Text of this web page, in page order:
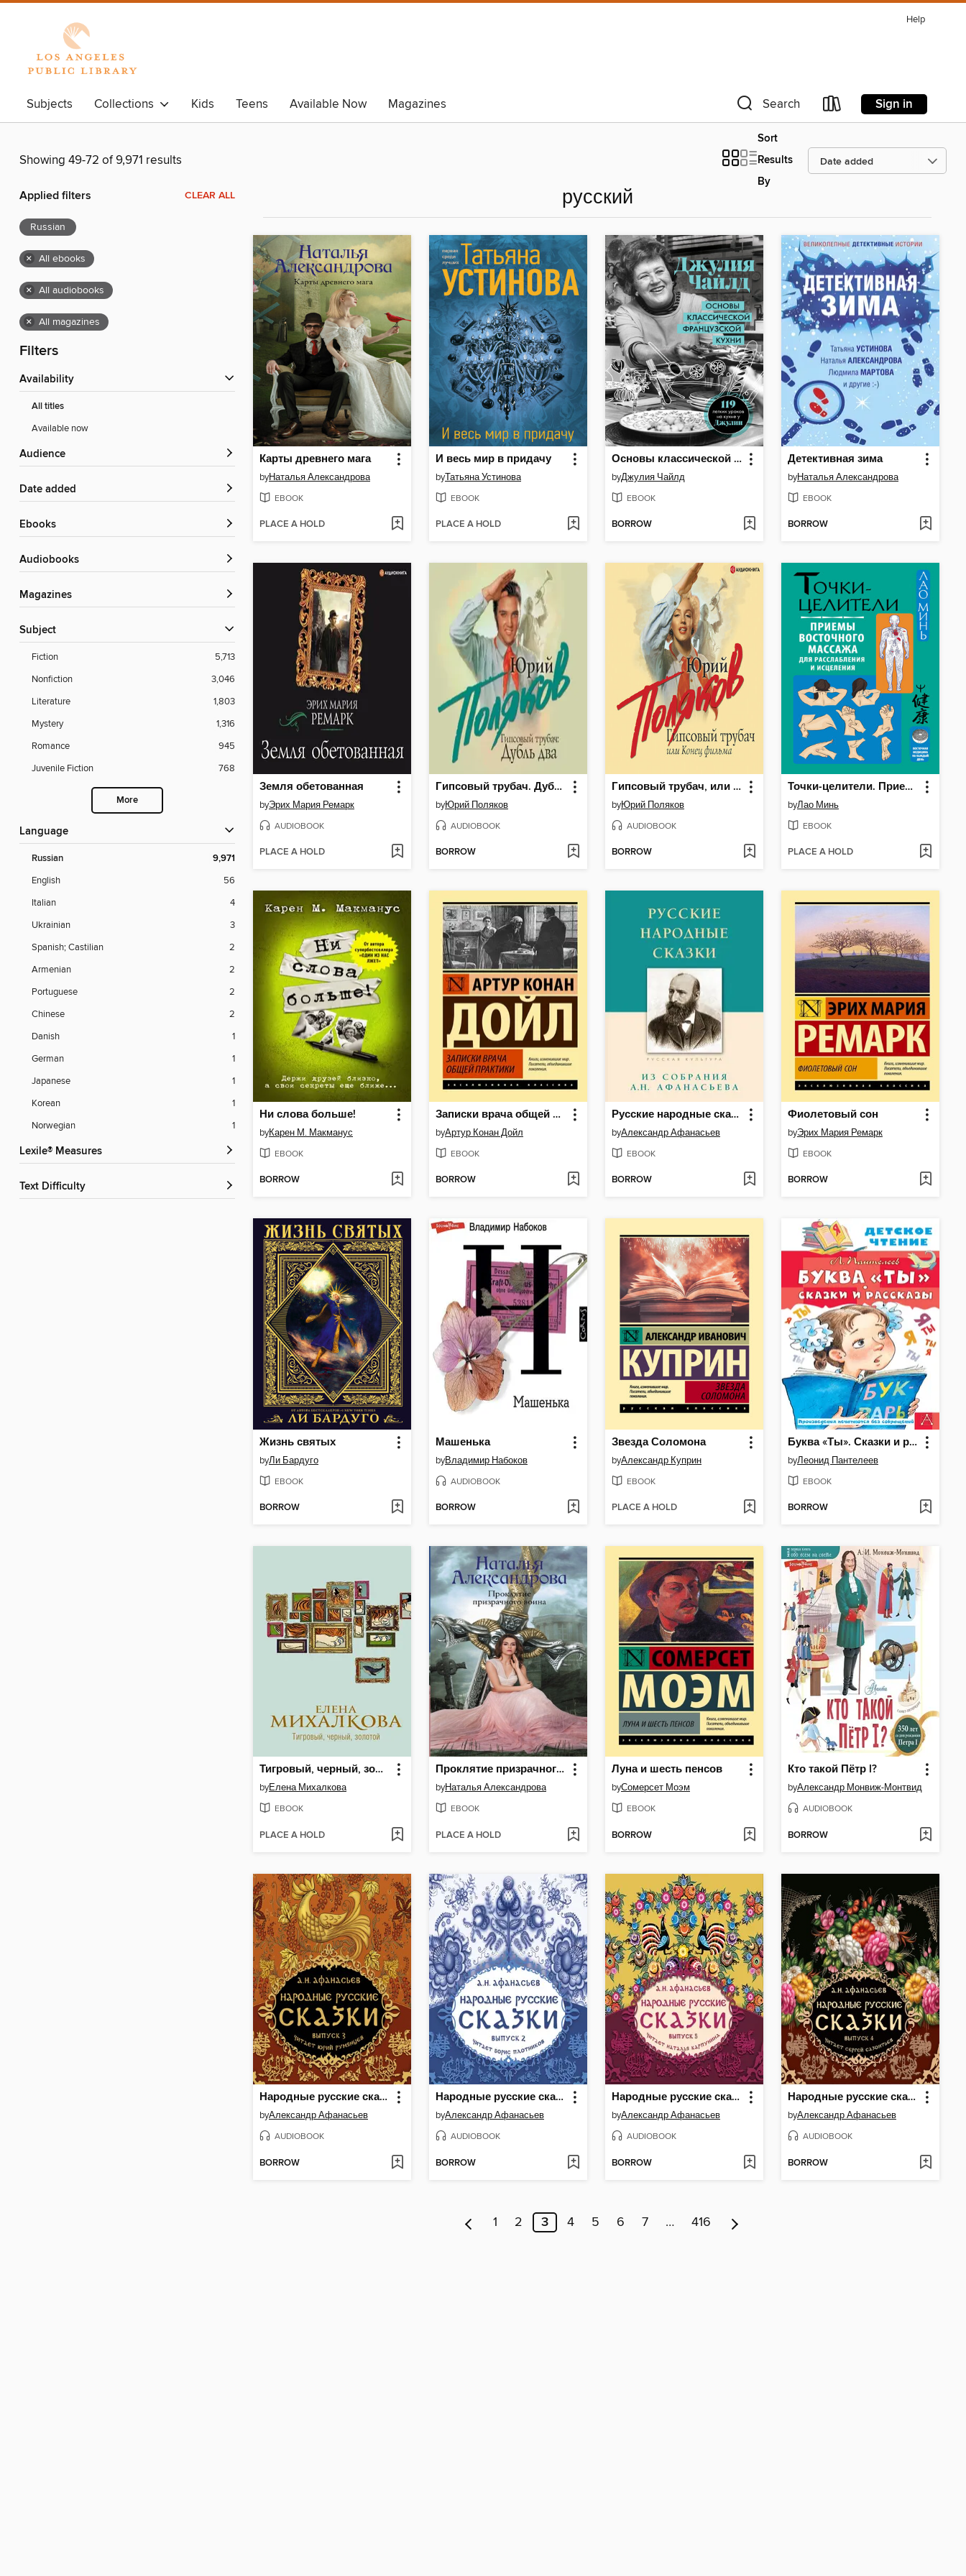
Help
Subjects Collections Kids Teens Available Now Magazines Search Sign in
Showing 49-72 of 9,971 results
Sort
Results
By
Applied filters CLEAR ALL
Russian
× All ebooks
× All audiobooks
× All magazines
Filters
Availability
All titles
Available now
Audience
Date added
ebooks
Audiobooks
Magazines
Subject
Fiction
5,713
Nonfiction
3,046
Literature
1,803
Mystery
1,316
Romance
945
Juvenile Fiction
768
More
Language
Russian 9,971
English
56
Italian
4
Ukrainian
3
Spanish; Castilian
2
Armenian
2
Portuguese
2
Chinese
2
Danish
1
German
1
Japanese
1
Korean
1
Norwegian
1
Lexile® Measures
Text Difficulty
русский
Карты древнего мага
byНаталья Александрова
EBOOK
PLACE A HOLD
И весь мир в придачу
byТатьяна Устинова
EBOOK
PLACE A HOLD
Основы классической французской кухни
byДжулия Чайлд
EBOOK
BORROW
Детективная зима
byНаталья Александрова
EBOOK
BORROW
Земля обетованная
byЭрих Мария Ремарк
AUDIOBOOK
PLACE A HOLD
Гипсовый трубач. Дубль два
byЮрий Поляков
AUDIOBOOK
BORROW
Гипсовый трубач, или Конец фильма
byЮрий Поляков
AUDIOBOOK
BORROW
Точки-целители. Приемы восточного массажа для расслабления и исцеления
byЛао Минь
EBOOK
PLACE A HOLD
Ни слова больше!
byКарен М. Макманус
EBOOK
BORROW
Записки врача общей практики
byАртур Конан Дойл
EBOOK
BORROW
Русские народные сказки. Из собрания А.Н. Афанасьева
byАлександр Афанасьев
EBOOK
BORROW
Фиолетовый сон
byЭрих Мария Ремарк
EBOOK
BORROW
Жизнь святых
byЛи Бардуго
EBOOK
BORROW
Машенька
byВладимир Набоков
AUDIOBOOK
BORROW
Звезда Соломона
byАлександр Куприн
EBOOK
PLACE A HOLD
Буква «Ты». Сказки и рассказы
byЛеонид Пантелеев
EBOOK
BORROW
Тигровый, черный, золотой
byЕлена Михалкова
EBOOK
PLACE A HOLD
Проклятие призрачного воина
byНаталья Александрова
EBOOK
PLACE A HOLD
Луна и шесть пенсов
byСомерсет Моэм
EBOOK
BORROW
Кто такой Пётр I?
byАлександр Монвиж-Монтвид
AUDIOBOOK
BORROW
Народные русские сказки А.Н. Афанасьева. Выпуск 3
byАлександр Афанасьев
AUDIOBOOK
BORROW
Народные русские сказки А.Н. Афанасьева. Выпуск 2
byАлександр Афанасьев
AUDIOBOOK
BORROW
Народные русские сказки А.Н. Афанасьева. Выпуск 5
byАлександр Афанасьев
AUDIOBOOK
BORROW
Народные русские сказки А.Н. Афанасьева. Выпуск 4
byАлександр Афанасьев
AUDIOBOOK
BORROW
1 2 3 4 5 6 7 … 416